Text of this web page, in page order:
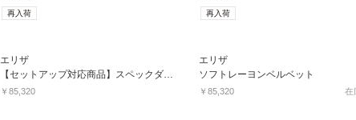
再入荷 再入荷
エリザ
【セットアップ対応商品】スペックダイツィードワンピース
￥85,320
エリザ
ソフトレーヨンベルベット
￥85,320 在